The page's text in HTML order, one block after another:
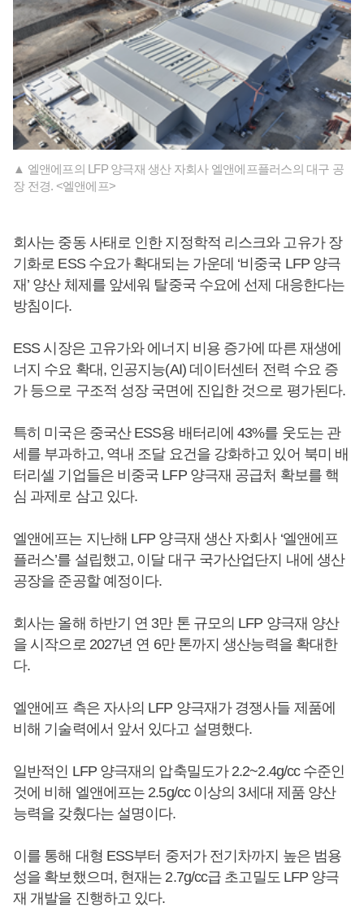
▲ 엘앤에프의 LFP 양극재 생산 자회사 엘앤에프플러스의 대구 공
장 전경. <엘앤에프>
회사는 중동 사태로 인한 지정학적 리스크와 고유가 장
기화로 ESS 수요가 확대되는 가운데 ‘비중국 LFP 양극
재’ 양산 체제를 앞세워 탈중국 수요에 선제 대응한다는
방침이다.
ESS 시장은 고유가와 에너지 비용 증가에 따른 재생에
너지 수요 확대, 인공지능(AI) 데이터센터 전력 수요 증
가 등으로 구조적 성장 국면에 진입한 것으로 평가된다.
특히 미국은 중국산 ESS용 배터리에 43%를 웃도는 관
세를 부과하고, 역내 조달 요건을 강화하고 있어 북미 배
터리셀 기업들은 비중국 LFP 양극재 공급처 확보를 핵
심 과제로 삼고 있다.
엘앤에프는 지난해 LFP 양극재 생산 자회사 ‘엘앤에프
플러스’를 설립했고, 이달 대구 국가산업단지 내에 생산
공장을 준공할 예정이다.
회사는 올해 하반기 연 3만 톤 규모의 LFP 양극재 양산
을 시작으로 2027년 연 6만 톤까지 생산능력을 확대한
다.
엘앤에프 측은 자사의 LFP 양극재가 경쟁사들 제품에
비해 기술력에서 앞서 있다고 설명했다.
일반적인 LFP 양극재의 압축밀도가 2.2~2.4g/cc 수준인
것에 비해 엘앤에프는 2.5g/cc 이상의 3세대 제품 양산
능력을 갖췄다는 설명이다.
이를 통해 대형 ESS부터 중저가 전기차까지 높은 범용
성을 확보했으며, 현재는 2.7g/cc급 초고밀도 LFP 양극
재 개발을 진행하고 있다.